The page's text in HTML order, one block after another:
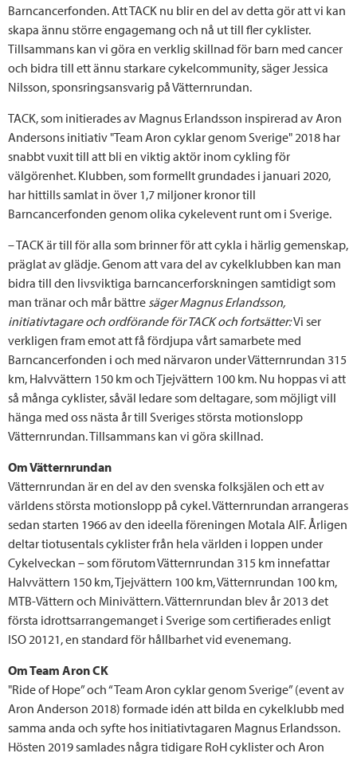
Barncancerfonden. Att TACK nu blir en del av detta gör att vi kan
skapa ännu större engagemang och nå ut till fler cyklister.
Tillsammans kan vi göra en verklig skillnad för barn med cancer
och bidra till ett ännu starkare cykelcommunity, säger Jessica
Nilsson, sponsringsansvarig på Vätternrundan.
TACK, som initierades av Magnus Erlandsson inspirerad av Aron
Andersons initiativ "Team Aron cyklar genom Sverige" 2018 har
snabbt vuxit till att bli en viktig aktör inom cykling för
välgörenhet. Klubben, som formellt grundades i januari 2020,
har hittills samlat in över 1,7 miljoner kronor till
Barncancerfonden genom olika cykelevent runt om i Sverige.
– TACK är till för alla som brinner för att cykla i härlig gemenskap,
präglat av glädje. Genom att vara del av cykelklubben kan man
bidra till den livsviktiga barncancerforskningen samtidigt som
man tränar och mår bättre säger Magnus Erlandsson,
initiativtagare och ordförande för TACK och fortsätter:Vi ser
verkligen fram emot att få fördjupa vårt samarbete med
Barncancerfonden i och med närvaron under Vätternrundan 315
km, Halvvättern 150 km och Tjejvättern 100 km. Nu hoppas vi att
så många cyklister, såväl ledare som deltagare, som möjligt vill
hänga med oss nästa år till Sveriges största motionslopp
Vätternrundan. Tillsammans kan vi göra skillnad.
Om Vätternrundan
Vätternrundan är en del av den svenska folksjälen och ett av
världens största motionslopp på cykel. Vätternrundan arrangeras
sedan starten 1966 av den ideella föreningen Motala AIF. Årligen
deltar tiotusentals cyklister från hela världen i loppen under
Cykelveckan – som förutom Vätternrundan 315 km innefattar
Halvvättern 150 km, Tjejvättern 100 km, Vätternrundan 100 km,
MTB-Vättern och Minivättern. Vätternrundan blev år 2013 det
första idrottsarrangemanget i Sverige som certifierades enligt
ISO 20121, en standard för hållbarhet vid evenemang.
Om Team Aron CK
"Ride of Hope” och “Team Aron cyklar genom Sverige” (event av
Aron Anderson 2018) formade idén att bilda en cykelklubb med
samma anda och syfte hos initiativtagaren Magnus Erlandsson.
Hösten 2019 samlades några tidigare RoH cyklister och Aron